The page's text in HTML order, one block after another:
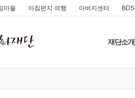
마을 아침편지 여행 아버지센터 BDS
재단소개